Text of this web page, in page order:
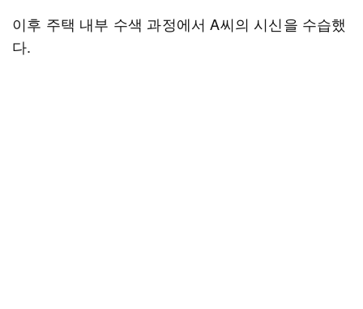
이후 주택 내부 수색 과정에서 A씨의 시신을 수습했
다.